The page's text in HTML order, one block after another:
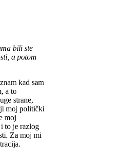
bili ste
a potom
kad sam
a to
stra­ne,
moj poli­tički
moj
to je razlog
Za moj mi